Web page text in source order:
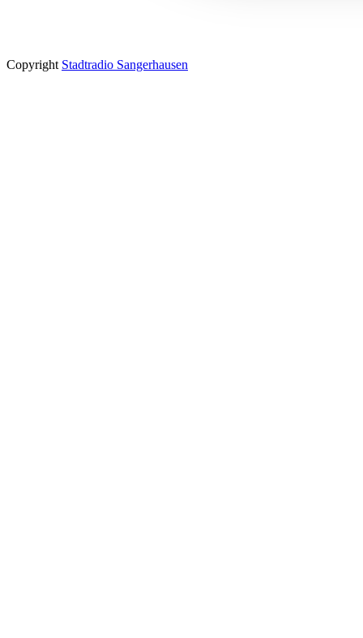
Copyright Stadtradio Sangerhausen